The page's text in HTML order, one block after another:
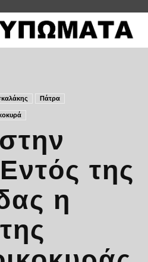
Πάτρα
της
η